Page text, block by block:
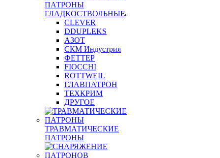
ПАТРОНЫ
ГЛАДКОСТВОЛЬНЫЕ
CLEVER
DDUPLEKS
АЗОТ
СКМ Индустрия
ФЕТТЕР
FIOCCHI
ROTTWEIL
ГЛАВПАТРОН
ТЕХКРИМ
ДРУГОЕ
ТРАВМАТИЧЕСКИЕ
ПАТРОНЫ